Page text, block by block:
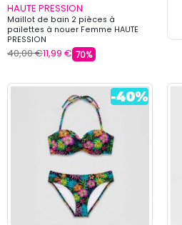
HAUTE PRESSION
Maillot de bain 2 pièces à
pailettes à nouer Femme HAUTE
PRESSION
40,00 €11,99 € 70%